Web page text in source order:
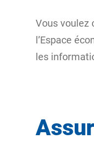
Vous voulez
l’Espace
les